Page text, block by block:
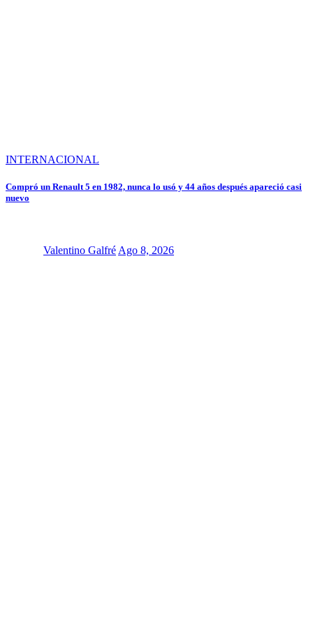
INTERNACIONAL
Compró un Renault 5 en 1982, nunca lo usó y 44 años después apareció casi
nuevo
Valentino Galfré Ago 8, 2026